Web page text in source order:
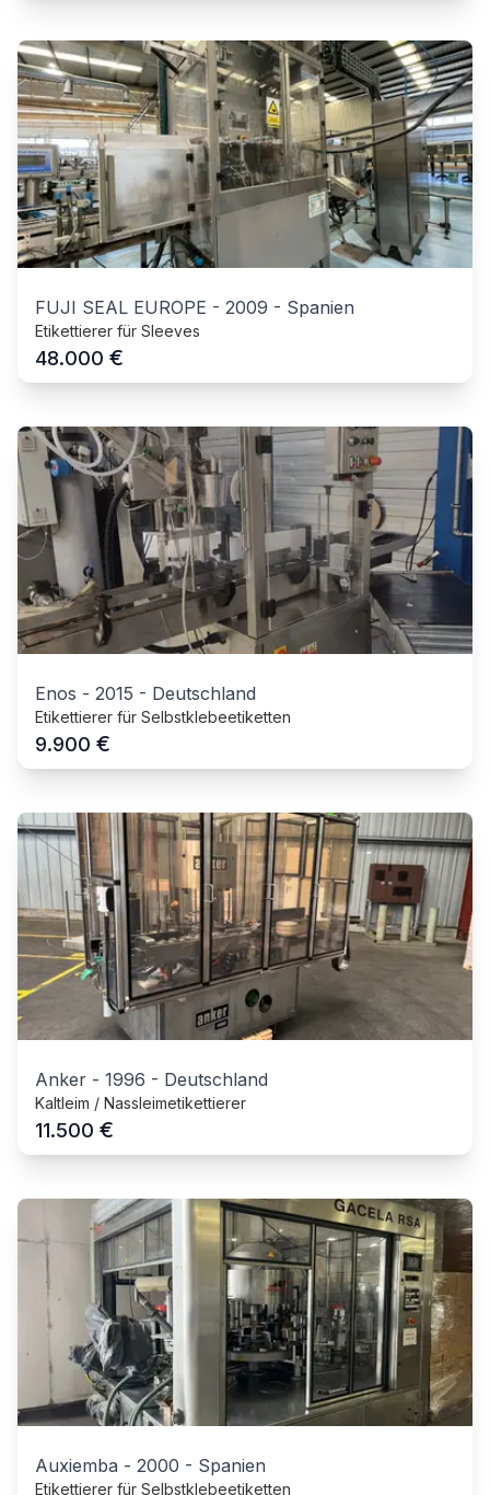
FUJI SEAL EUROPE - 2009 - Spanien
Etikettierer für Sleeves
48.000 €
Enos - 2015 - Deutschland
Etikettierer für Selbstklebeetiketten
9.900 €
Anker - 1996 - Deutschland
Kaltleim / Nassleimetikettierer
11.500 €
Auxiemba - 2000 - Spanien
Etikettierer für Selbstklebeetiketten